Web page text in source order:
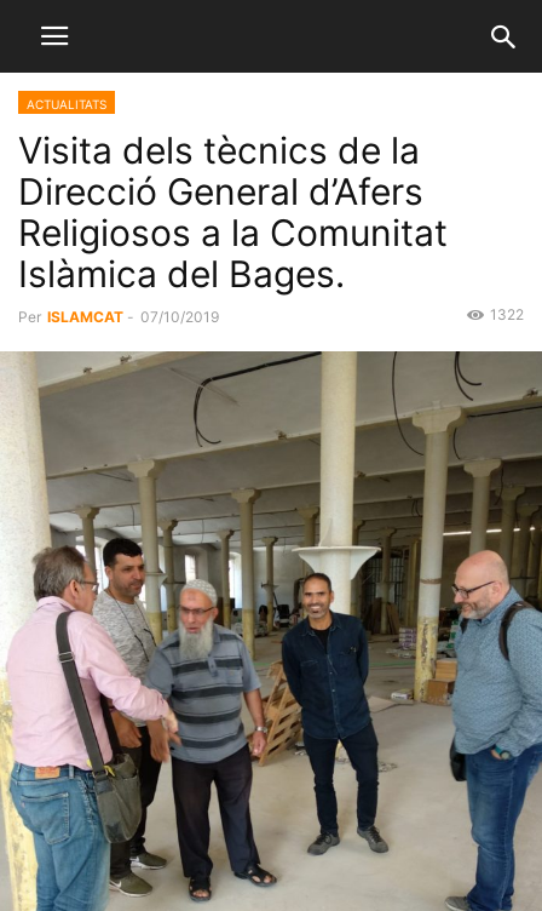
ACTUALITATS
Visita dels tècnics de la
Direcció General d’Afers
Religiosos a la Comunitat
Islàmica del Bages.
Per ISLAMCAT - 07/10/2019 1322